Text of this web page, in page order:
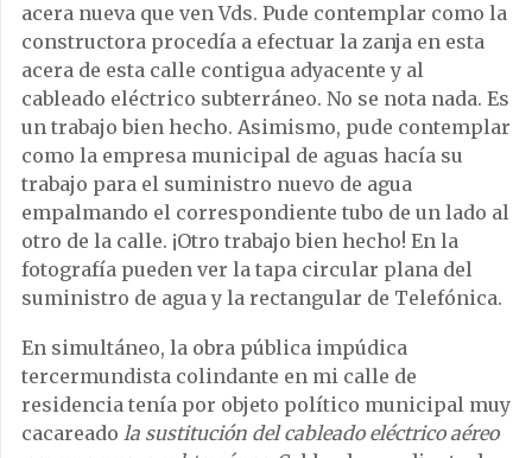
acera nueva que ven Vds. Pude contemplar como la
constructora procedía a efectuar la zanja en esta
acera de esta calle contigua adyacente y al
cableado eléctrico subterráneo. No se nota nada. Es
un trabajo bien hecho. Asimismo, pude contemplar
como la empresa municipal de aguas hacía su
trabajo para el suministro nuevo de agua
empalmando el correspondiente tubo de un lado al
otro de la calle. ¡Otro trabajo bien hecho! En la
fotografía pueden ver la tapa circular plana del
suministro de agua y la rectangular de Telefónica.
En simultáneo, la obra pública impúdica
tercermundista colindante en mi calle de
residencia tenía por objeto político municipal muy
cacareado la sustitución del cableado eléctrico aéreo